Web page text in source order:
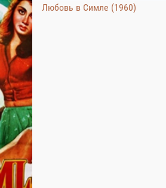
Любовь в Симле (1960)